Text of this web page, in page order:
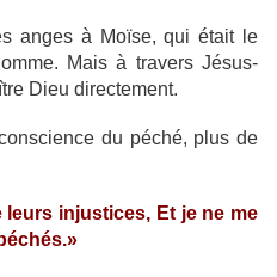
anges à Moïse, qui était le
Mais à travers Jésus-
Dieu directement.
du péché, plus de
leurs injustices, Et je ne me